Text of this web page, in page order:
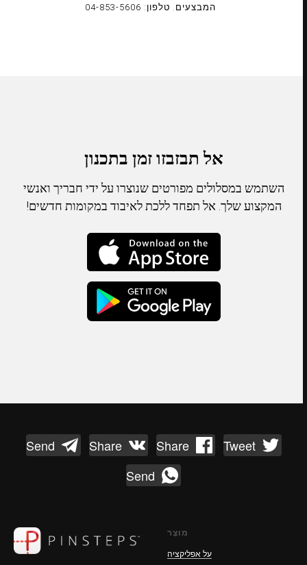
המבצעים. טלפון: 04-853-5606
אל תבזבזו זמן בתכנון
השתמש במסלולים מפורטים שנוצרו על ידי חבריך ואנשי
המקצוע שלך. אל תפחד ללכת לאיבוד במקומות חדשים!
Tweet
Share
Share
Send
Send
מוּצָר
על אפליקציה